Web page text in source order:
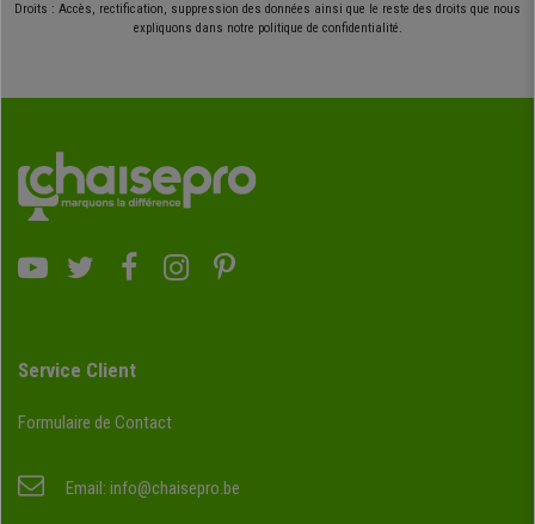
Droits : Accès, rectification, suppression des données ainsi que le reste des droits que nous
expliquons dans notre politique de confidentialité.
Service Client
Formulaire de Contact
Email: info@chaisepro.be